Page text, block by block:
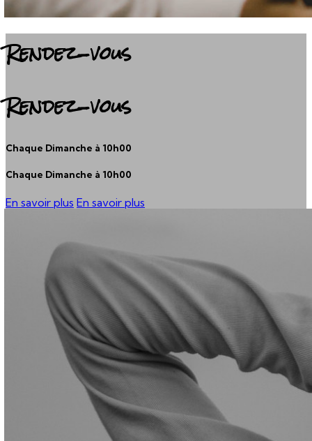
Rendez-vous
Rendez-vous
Chaque Dimanche à 10h00
Chaque Dimanche à 10h00
En savoir plus En savoir plus